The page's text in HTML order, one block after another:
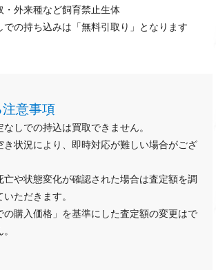
・外来種など飼育禁止生体
での持ち込みは「無料引取り」となります
意事項
しでの持込は買取できません。
き状況により、即時対応が難しい場合がござ
亡や状態変化が確認された場合は査定額を調
ただきます。
の購入価格」を基準にした査定額の変更はで